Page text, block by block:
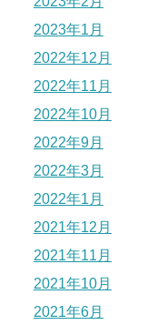
2023年1月
2022年12月
2022年11月
2022年10月
2022年9月
2022年3月
2022年1月
2021年12月
2021年11月
2021年10月
2021年6月